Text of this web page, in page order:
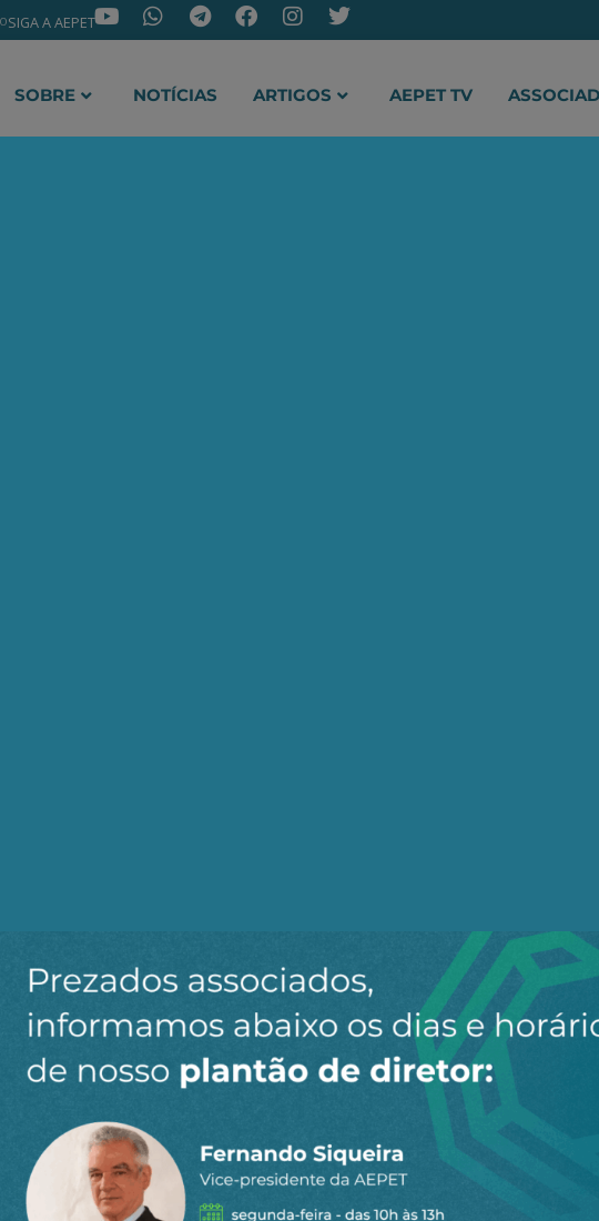
SIGA A AEPET
SOBRE NOTÍCIAS ARTIGOS AEPET TV
seguir o novo canal da AEPET no WhatsApp e receber nossos
reage à entrevista de
TV 247
Felipe Coutinho comenta as respostas do presidente
Attuch, no último dia 14 de Outubro. Assista!
por Coutinho ao longo do vídeo:
da volatilidade do mercado internacional de petróleo
resiste em assumir que o PPI não acabou
da gasolina não contribuiram para o controle da inflação
sobre aumento das ações da Petrobrás
defendeu interesses das multinacionais estrangeiras
esconde que foi porta voz de interesses antinacionais
do pré-sal para atender à exportação por multis
cometerá erro se não construir novas refinarias
erra em se manter como coadjuvante na petroquímica
não dá sinais de que retomará a BR Distribuidora